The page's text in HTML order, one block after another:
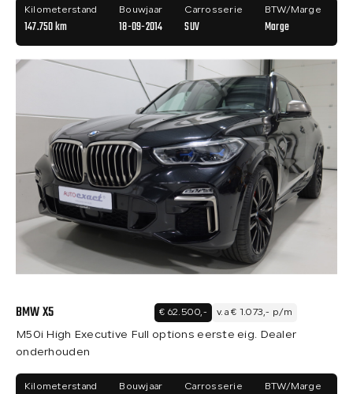
Kilometerstand
147.750 km
Bouwjaar
18-09-2014
Carrosserie
SUV
BTW/Marge
Marge
BMW X5 € 62.500,- v.a € 1.073,- p/m
M50i High Executive Full options eerste eig. Dealer
onderhouden
Kilometerstand Bouwjaar Carrosserie BTW/Marge